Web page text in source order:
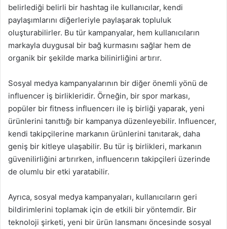
belirlediği belirli bir hashtag ile kullanıcılar, kendi
paylaşımlarını diğerleriyle paylaşarak topluluk
oluşturabilirler. Bu tür kampanyalar, hem kullanıcıların
markayla duygusal bir bağ kurmasını sağlar hem de
organik bir şekilde marka bilinirliğini artırır.
Sosyal medya kampanyalarının bir diğer önemli yönü de
influencer iş birlikleridir. Örneğin, bir spor markası,
popüler bir fitness influencerı ile iş birliği yaparak, yeni
ürünlerini tanıttığı bir kampanya düzenleyebilir. Influencer,
kendi takipçilerine markanın ürünlerini tanıtarak, daha
geniş bir kitleye ulaşabilir. Bu tür iş birlikleri, markanın
güvenilirliğini artırırken, influencerın takipçileri üzerinde
de olumlu bir etki yaratabilir.
Ayrıca, sosyal medya kampanyaları, kullanıcıların geri
bildirimlerini toplamak için de etkili bir yöntemdir. Bir
teknoloji şirketi, yeni bir ürün lansmanı öncesinde sosyal